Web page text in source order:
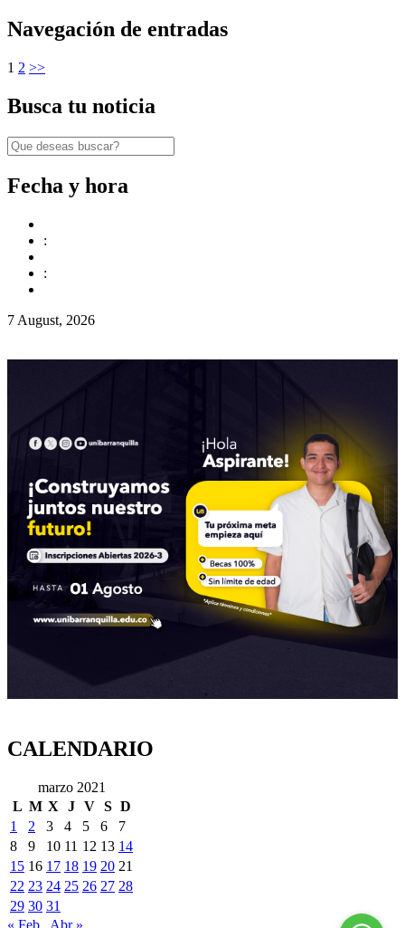
Navegación de entradas
1 2 >>
Busca tu noticia
Fecha y hora
:
:
7 August, 2026
CALENDARIO
marzo 2021
L M X J V S D
1
2 3 4 5 6
7
8
9 10 11 12 13 14
15 16 17 18 19 20 21
22 23 24 25 26 27 28
29 30 31
« Feb
Abr »